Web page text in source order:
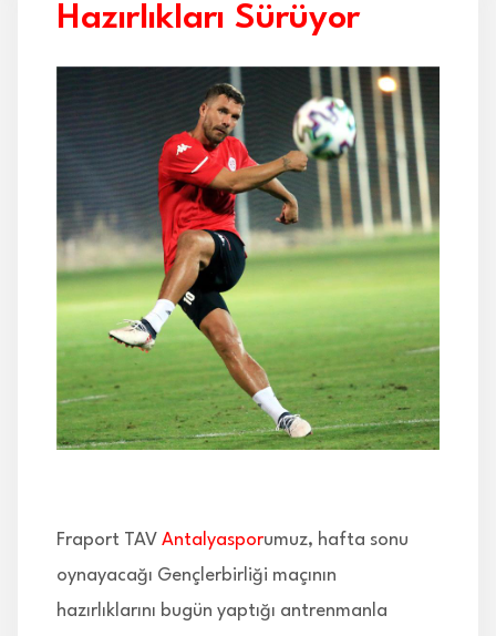
MARKALAR
BRANŞLAR
İLETİŞİM
Hazırlıkları Sürüyor
Fraport TAV Antalyasporumuz, hafta sonu
oynayacağı Gençlerbirliği maçının
hazırlıklarını bugün yaptığı antrenmanla